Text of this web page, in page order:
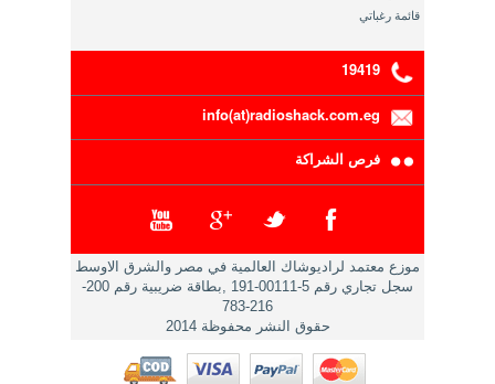
قائمة رغباتي
19419
info(at)radioshack.com.eg
فرص الشراكة
موزع معتمد لراديوشاك العالمية في مصر والشرق الاوسط
سجل تجاري رقم 5-00111-191 ,بطاقة ضريبية رقم 200-
216-783
حقوق النشر محفوظة 2014